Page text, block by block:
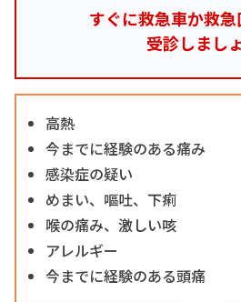
すぐに救急車か救
受診しまし
高熱
今までに経験のある痛み
感染症の疑い
めまい、嘔吐、下痢
喉の痛み、激しい咳
アレルギー
今までに経験のある頭痛